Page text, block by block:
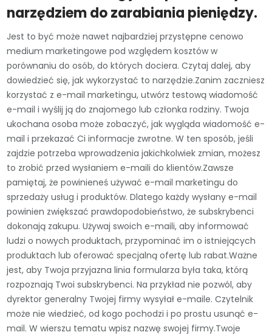
narzędziem do zarabiania pieniędzy.
Jest to być może nawet najbardziej przystępne cenowo
medium marketingowe pod względem kosztów w
porównaniu do osób, do których dociera. Czytaj dalej, aby
dowiedzieć się, jak wykorzystać to narzędzie.Zanim zaczniesz
korzystać z e-mail marketingu, utwórz testową wiadomość
e-mail i wyślij ją do znajomego lub członka rodziny. Twoja
ukochana osoba może zobaczyć, jak wygląda wiadomość e-
mail i przekazać Ci informacje zwrotne. W ten sposób, jeśli
zajdzie potrzeba wprowadzenia jakichkolwiek zmian, możesz
to zrobić przed wysłaniem e-maili do klientów.Zawsze
pamiętaj, że powinieneś używać e-mail marketingu do
sprzedaży usług i produktów. Dlatego każdy wysłany e-mail
powinien zwiększać prawdopodobieństwo, że subskrybenci
dokonają zakupu. Używaj swoich e-maili, aby informować
ludzi o nowych produktach, przypominać im o istniejących
produktach lub oferować specjalną ofertę lub rabat.Ważne
jest, aby Twoja przyjazna linia formularza była taka, którą
rozpoznają Twoi subskrybenci. Na przykład nie pozwól, aby
dyrektor generalny Twojej firmy wysyłał e-maile. Czytelnik
może nie wiedzieć, od kogo pochodzi i po prostu usunąć e-
mail. W wierszu tematu wpisz nazwę swojej firmy.Twoje